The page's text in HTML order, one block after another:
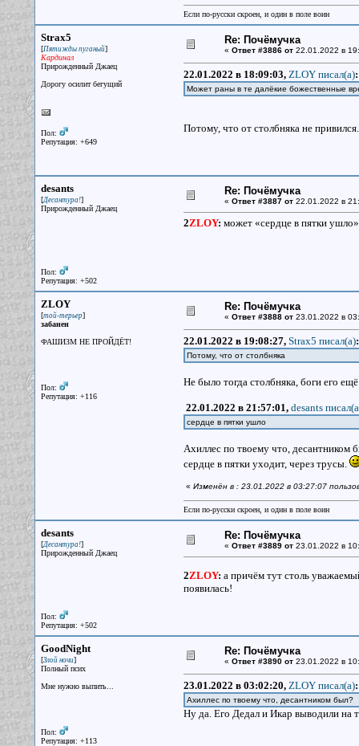
Если по-русски скроен, и один в поле воин
Strax5
[Пятижды пуганый]
Кардинал
Прирожденный Джаец
Дорогу осилит бегущий
Пол:
Репутация: +649
Re: Почёмучка
« Ответ #3886 от22.01.2022 в
22.01.2022 в 18:09:03, ZLOY писал(a):
Может раны в те далёкие божественные
Потому, что от столбняка не привился.
desants
[Десантура!]
Прирожденный Джаец
Пол:
Репутация: +502
Re: Почёмучка
« Ответ #3887 от22.01.2022 в
2ZLOY: может «сердце в пятки
ZLOY
[той-терьер]
забанен
ФАШИЗМ НЕ ПРОЙДЁТ!
Пол:
Репутация: +116
Re: Почёмучка
« Ответ #3888 от23.01.2022 в
22.01.2022 в 19:08:27, Strax5 писал(a):
Потому, что от столбняка
Не было тогда столбняка, боги его
22.01.2022 в 21:57:01, desants
сердце в пятки ушло
Ахиллес по твоему что, десантником
сердце в пятки уходит, через трусы.
« Изменён в : 23.01.2022 в 03:27:07
Если по-русски скроен, и один в поле воин
desants
[Десантура!]
Прирожденный Джаец
Пол:
Репутация: +502
Re: Почёмучка
« Ответ #3889 от23.01.2022 в
2ZLOY: а причём тут столь
появилась!
GoodNight
[Злой ночи]
Полный псих
Мне нужно выпить...
Пол:
Репутация: +113
Re: Почёмучка
« Ответ #3890 от23.01.2022 в
23.01.2022 в 03:02:20, ZLOY писал(a):
Ахиллес по твоему что, десантником был?
Ну да. Его Дедал и Икар выводили на